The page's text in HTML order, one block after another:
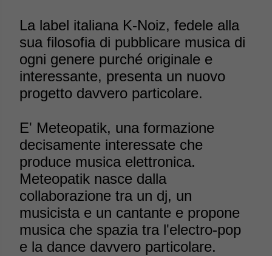
La label italiana K-Noiz, fedele alla
sua filosofia di pubblicare musica di
ogni genere purché originale e
interessante, presenta un nuovo
progetto davvero particolare.
E' Meteopatik, una formazione
decisamente interessate che
produce musica elettronica.
Meteopatik nasce dalla
collaborazione tra un dj, un
musicista e un cantante e propone
musica che spazia tra l'electro-pop
e la dance davvero particolare.